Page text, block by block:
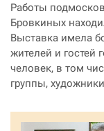
Работы
Бровкиных
Выставка имела
жителей и гостей
человек, в том
группы,